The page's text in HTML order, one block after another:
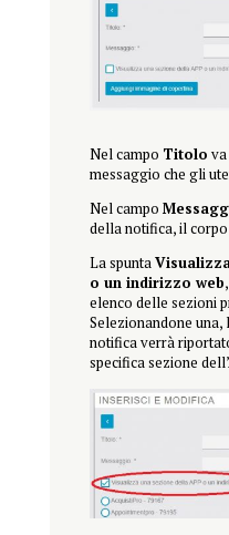
Nel campo Titolo
messaggio che gli
Nel campo
della notifica, il
La spunta
o un indirizzo web
elenco delle sezioni
Selezionandone una,
notifica verrà
specifica sezione